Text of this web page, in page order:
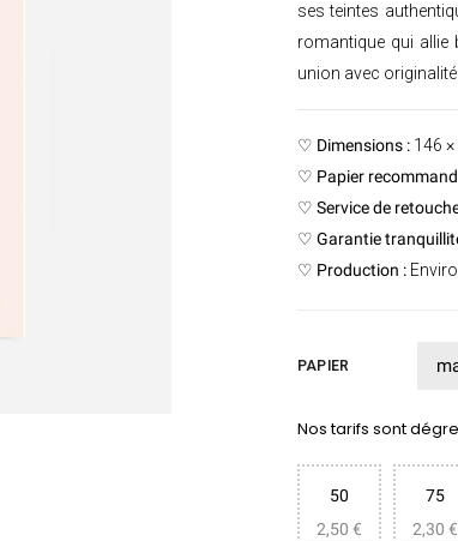
ses teintes
romantique qui allie
union avec
♡ Dimensions : 146
♡ Papier
♡ Service de
♡ Garantie
♡ Production :
PAPIER
Nos tarifs sont
50
2,50 €
75
2,30 €